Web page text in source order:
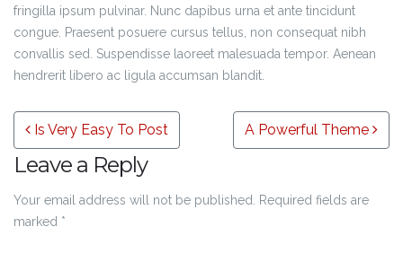
fringilla ipsum pulvinar. Nunc dapibus urna et ante tincidunt
congue. Praesent posuere cursus tellus, non consequat nibh
convallis sed. Suspendisse laoreet malesuada tempor. Aenean
hendrerit libero ac ligula accumsan blandit.
Post navigation
Is Very Easy To Post A Powerful Theme
Leave a Reply
Your email address will not be published.
Required fields are
marked *